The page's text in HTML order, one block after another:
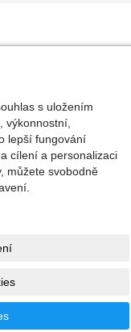
Číslo účtu:
s uložením
výkonnostní,
lepší fungování
cílení a personalizaci
můžete svobodně